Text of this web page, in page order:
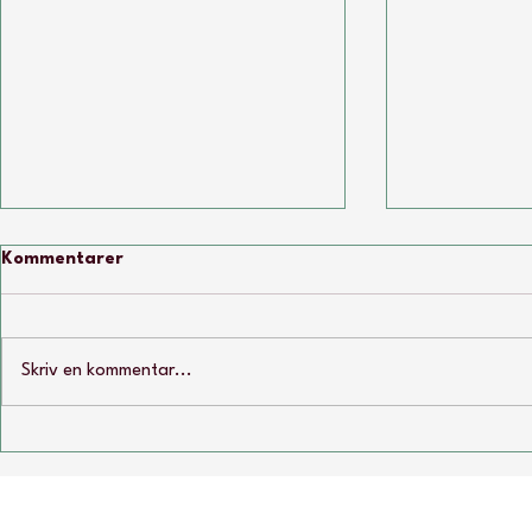
Kommentarer
Skriv en kommentar...